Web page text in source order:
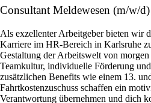
Consultant Meldewesen (m/w/
Als exzellenter Arbeitgeber bieten wir
Karriere im HR-Bereich in Karlsruhe
Gestaltung der Arbeitswelt von
Teamkultur, individuelle Förderung
zusätzlichen Benefits wie einem 13.
Fahrtkostenzuschuss schaffen ein
Verantwortung übernehmen und dich